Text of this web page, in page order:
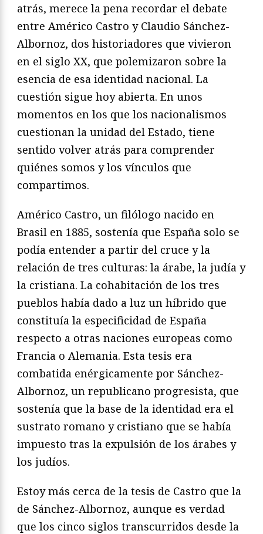
atrás, merece la pena recordar el debate
entre Américo Castro y Claudio Sánchez-
Albornoz, dos historiadores que vivieron
en el siglo XX, que polemizaron sobre la
esencia de esa identidad nacional. La
cuestión sigue hoy abierta. En unos
momentos en los que los nacionalismos
cuestionan la unidad del Estado, tiene
sentido volver atrás para comprender
quiénes somos y los vínculos que
compartimos.
Américo Castro, un filólogo nacido en
Brasil en 1885, sostenía que España solo se
podía entender a partir del cruce y la
relación de tres culturas: la árabe, la judía y
la cristiana. La cohabitación de los tres
pueblos había dado a luz un híbrido que
constituía la especificidad de España
respecto a otras naciones europeas como
Francia o Alemania. Esta tesis era
combatida enérgicamente por Sánchez-
Albornoz, un republicano progresista, que
sostenía que la base de la identidad era el
sustrato romano y cristiano que se había
impuesto tras la expulsión de los árabes y
los judíos.
Estoy más cerca de la tesis de Castro que la
de Sánchez-Albornoz, aunque es verdad
que los cinco siglos transcurridos desde la